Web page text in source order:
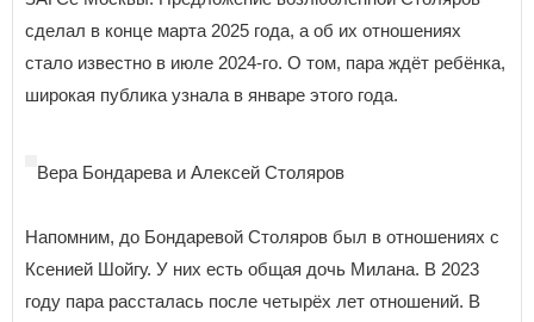
сделал в конце марта 2025 года, а об их отношениях
стало известно в июле 2024-го. О том, пара ждёт ребёнка,
широкая публика узнала в январе этого года.
Вера Бондарева и Алексей Столяров
Напомним, до Бондаревой Столяров был в отношениях с
Ксенией Шойгу. У них есть общая дочь Милана. В 2023
году пара рассталась после четырёх лет отношений. В